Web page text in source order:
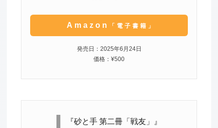
Amazon 「電子書籍」
発売日：2025年6月24日
価格：¥500
『砂と手 第二冊「戦友」』